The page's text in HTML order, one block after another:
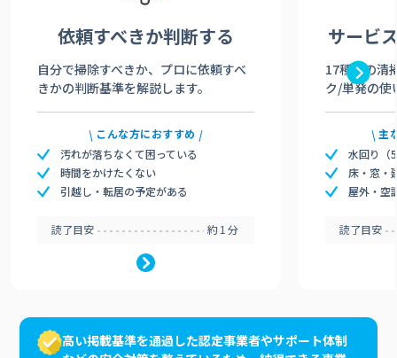
依頼すべきか判断する
自分で掃除すべきか、プロに依頼すべ
きかの判断基準を解説します。
こんな方におすすめ
汚れが落ちなくて困っている
時間をかけたくない
引越し・転居の予定がある
読了目安 約1分
サービ
17種類の清
ク/単発の使
主
水回り（
床・窓・
屋外・空
読了目安
高い掲載基準を通過した認定事業者やサポート体制